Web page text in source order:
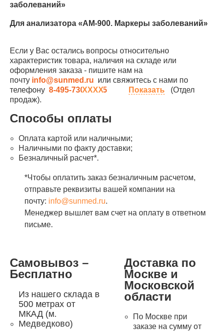
заболеваний»
Для анализатора «АМ-900. Маркеры заболеваний»
Если у Вас остались вопросы относительно
характеристик товара, наличия на складе или
оформления заказа - пишите нам на
почту info@sunmed.ru или свяжитесь с нами по
телефону 8-495-730-90-25 Показать (Отдел
продаж).
Способы оплаты
Оплата картой или наличными;
Наличными по факту доставки;
Безналичный расчет*.
*Чтобы оплатить заказ безналичным расчетом,
отправьте реквизиты вашей компании на
почту: info@sunmed.ru.
Менеджер вышлет вам счет на оплату в ответном
письме.
Самовывоз –
Бесплатно
Из нашего склада в
500 метрах от
МКАД (м.
Медведково)
Доставка по
Москве и
Московской
области
По Москве при
заказе на сумму от